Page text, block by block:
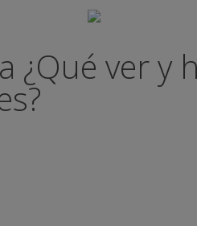
¿Qué ver y